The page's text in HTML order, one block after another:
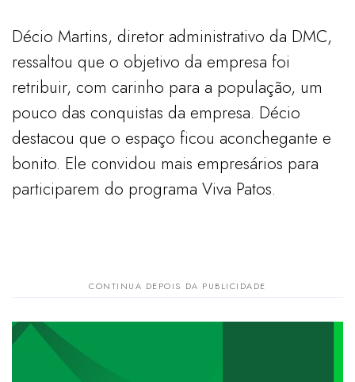
Décio Martins, diretor administrativo da DMC,
ressaltou que o objetivo da empresa foi
retribuir, com carinho para a população, um
pouco das conquistas da empresa. Décio
destacou que o espaço ficou aconchegante e
bonito. Ele convidou mais empresários para
participarem do programa Viva Patos.